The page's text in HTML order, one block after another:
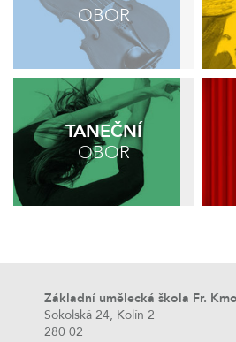
OBOR
TANEČNÍ
OBOR
Základní umělecká škola Fr.
Sokolská 24, Kolín 2
280 02